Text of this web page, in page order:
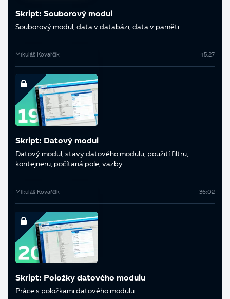
Skript: Souborový modul
Souborový modul, data v databázi, data v paměti.
Mikuláš Kovařčík 45:27
Skript: Datový modul
Datový modul, stavy datového modulu, použití filtru,
kontejneru, počítaná pole, vazby.
Mikuláš Kovařčík 36:02
Skript: Položky datového modulu
Práce s položkami datového modulu.